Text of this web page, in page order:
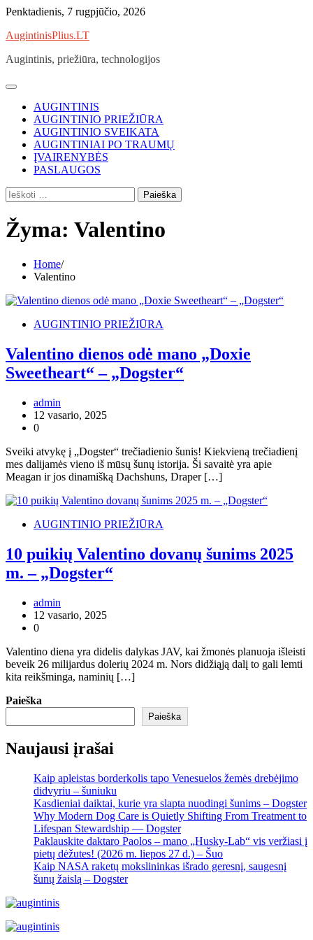
Skip
content
Penktadienis, 7 rugpjūčio, 2026
AugintinisPlius.LT
Augintinis, priežiūra, technologijos
AUGINTINIS
AUGINTINIO PRIEŽIŪRA
AUGINTINIO SVEIKATA
AUGINTINIAI PO TRAUMŲ
ĮVAIRENYBĖS
PASLAUGOS
Ieškoti:
Žyma: Valentino
Home
Valentino
AUGINTINIO PRIEŽIŪRA
Valentino dienos odė mano „Doxie
Sweetheart“ – „Dogster“
admin
12 vasario, 2025
0
Sveiki atvykę į „Dogster“ trečiadienio šunis! Kiekvieną trečiadienį
mes dalijamės vieno iš mūsų šunų istorija. Ši savaitė yra apie
Meagan ir jos dinamišką Dachshuns, Draper […]
AUGINTINIO PRIEŽIŪRA
10 puikių Valentino dovanų šunims 2025
m. – „Dogster“
admin
12 vasario, 2025
0
Valentino diena yra didelis dalykas JAV, kai žmonės planuoja išleisti
beveik 26 milijardus dolerių 2024 m. Nors didžiąją dalį to gali lemti
kita reikšminga, naminių […]
Paieška
Paieška
Naujausi įrašai
Kaip apleistas borderkolis tapo Venesuelos žemės drebėjimo
didvyriu – šuniuku
Kasdieniai daiktai, kurie yra slapta nuodingi šunims – Dogster
Why Modern Dog Care is Quietly Shifting From Treatment to
Lifespan Stewardship — Dogster
Paklauskite daktaro Paolos – mano „Husky-Lab“ vis veržiasi į
pietų dėžutes! (2026 m. liepos 27 d.) – Šuo
Kaip NASA raketų mokslininkas išrado geresnį, saugesnį
šunų žaislą – Dogster